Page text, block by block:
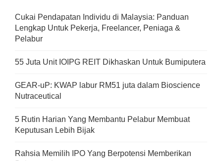
Cukai Pendapatan Individu di Malaysia: Panduan
Lengkap Untuk Pekerja, Freelancer, Peniaga &
Pelabur
55 Juta Unit IOIPG REIT Dikhaskan Untuk Bumiputera
GEAR-uP: KWAP labur RM51 juta dalam Bioscience
Nutraceutical
5 Rutin Harian Yang Membantu Pelabur Membuat
Keputusan Lebih Bijak
Rahsia Memilih IPO Yang Berpotensi Memberikan